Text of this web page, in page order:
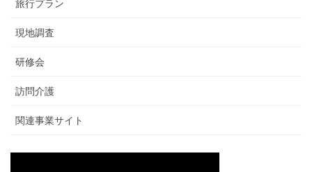
旅行プラン
現地調査
研修会
訪問介護
関連事業サイト